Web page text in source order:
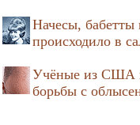
Начесы,
происходило в
Учёные из США
борьбы с